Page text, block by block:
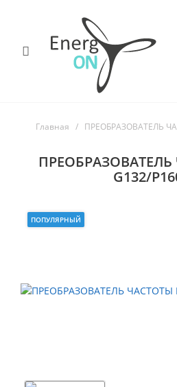
Главная ПРЕОБРАЗОВАТЕЛЬ
ПРЕОБРАЗОВАТЕЛЬ
G132/
ПОПУЛЯРНЫЙ